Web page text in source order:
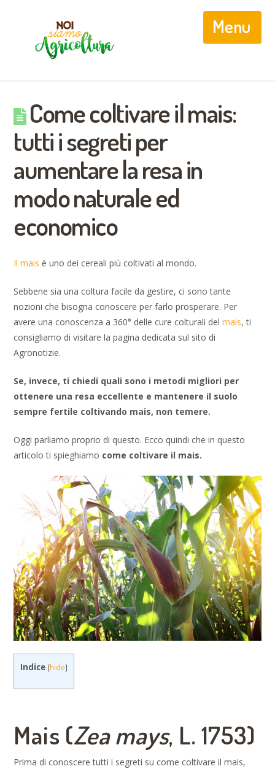
Come coltivare il mais:
tutti i segreti per
aumentare la resa in
modo naturale ed
economico
Il mais è uno dei cereali più coltivati al mondo.
Sebbene sia una coltura facile da gestire, ci sono tante
nozioni che bisogna conoscere per farlo prosperare. Per
avere una conoscenza a 360° delle cure colturali delmais, ti
consigliamo di visitare la pagina dedicata sul sito di
Agronotizie.
Se, invece, ti chiedi quali sono i metodi migliori per
ottenere una resa eccellente e mantenere il suolo
sempre fertile coltivando mais, non temere.
Oggi parliamo proprio di questo. Ecco quindi che in questo
articolo ti spieghiamo come coltivare il mais.
Indice [hide]
Mais (Zea mays, L. 1753)
Prima di conoscere tutti i segreti su come coltivare il mais,